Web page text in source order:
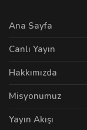
Ana Sayfa
Canlı Yayın
Hakkımızda
Misyonumuz
Yayın Akışı